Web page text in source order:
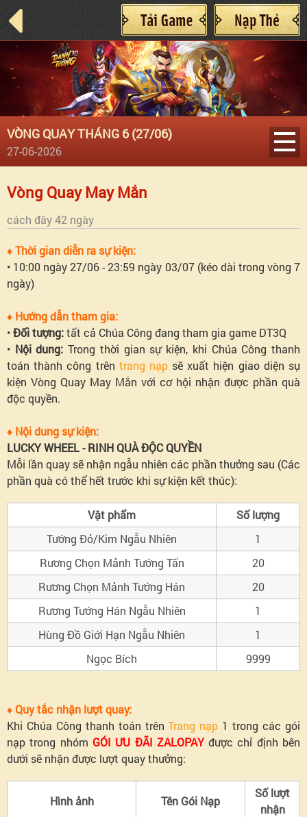
VÒNG QUAY THÁNG 6 (27/06)
27-06-2026
Vòng Quay May Mắn
cách đây 42 ngày
♦ Thời gian diễn ra sự kiện:
• 10:00 ngày 27/06 - 23:59 ngày 03/07 (kéo dài trong vòng 7
ngày)
♦ Hướng dẫn tham gia:
•Đối tượng:tất cả Chúa Công đang tham gia game DT3Q
• Nội dung: Trong thời gian sự kiện, khi Chúa Công thanh
toán thành công trên trang nạpsẽ xuất hiện giao diện sự
kiện Vòng Quay May Mắn với cơ hội nhận được phần quà
độc quyền.
♦ Nội dung sự kiện:
LUCKY WHEEL - RINH QUÀ ĐỘC QUYỀN
Mỗi lần quay sẽ nhận ngẫu nhiên các phần thưởng sau (Các
phần quà có thể hết trước khi sự kiện kết thúc):
Vật phẩm
Số lượng
Tướng Đỏ/Kim Ngẫu Nhiên
1
Rương Chọn Mảnh Tướng Tấn
20
Rương Chọn Mảnh Tướng Hán
20
Rương Tướng Hán Ngẫu Nhiên
1
Hùng Đồ Giới Hạn Ngẫu Nhiên
1
Ngọc Bích
9999
♦ Quy tắc nhận lượt quay:
Khi Chúa Công thanh toán trênTrang nạp 1 trong các gói
nạp trong nhóm GÓI ƯU ĐÃI ZALOPAYđược chỉ định bên
dưới sẽ nhận được lượt quay thưởng:
Hình ảnh Tên Gói Nạp
Số lượt
nhận
Quay
May
Mắn